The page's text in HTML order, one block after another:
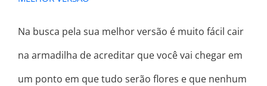
Na busca pela sua melhor versão é muito fácil cair
na armadilha de acreditar que você vai chegar em
um ponto em que tudo serão flores e que nenhum